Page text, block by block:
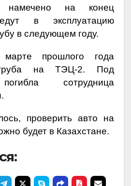
намечено на конец
в эксплуатацию
в следующем году.
прошлого года
на ТЭЦ-2. Под
сотрудница
проверить авто на
будет в Казахстане.